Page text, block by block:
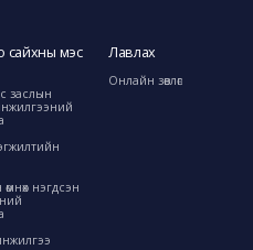
сайхны мэс
заслын
нэгдсэн
Лавлах
Онлайн зөвлөгөө